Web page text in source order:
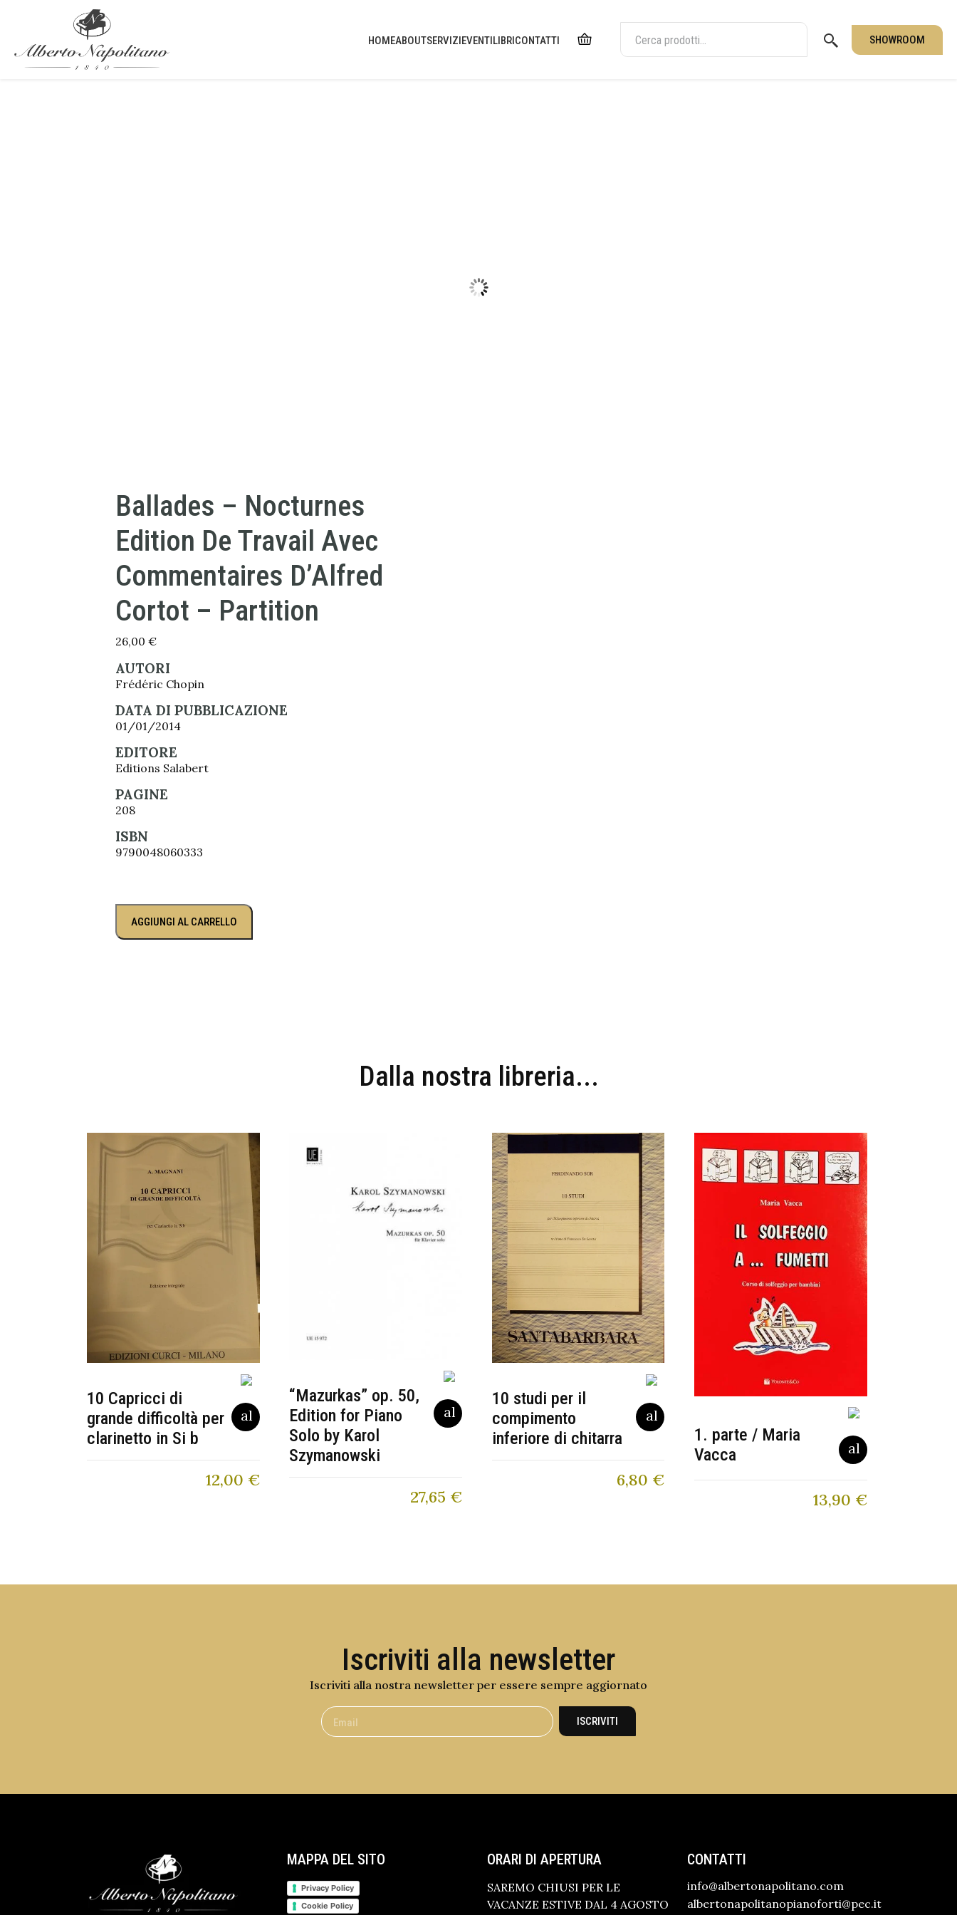
HOMEABOUTSERVIZIEVENTILIBRICONTATTI SHOWROOM
Ballades – Nocturnes
Edition De Travail Avec
Commentaires D’Alfred
Cortot – Partition
26,00 €
AUTORI
Frédéric Chopin
DATA DI PUBBLICAZIONE
01/01/2014
EDITORE
Editions Salabert
PAGINE
208
ISBN
9790048060333
AGGIUNGI AL CARRELLO
Dalla nostra libreria...
10 Capricci di
grande difficoltà per
clarinetto in Si b
12,00 €
“Mazurkas” op. 50,
Edition for Piano
Solo by Karol
Szymanowski
27,65 €
10 studi per il
compimento
inferiore di chitarra
6,80 €
1. parte / Maria
Vacca
13,90 €
Iscriviti alla newsletter
Iscriviti alla nostra newsletter per essere sempre aggiornato
ISCRIVITI
MAPPA DEL SITO
Privacy Policy
Cookie Policy
ORARI DI APERTURA
SAREMO CHIUSI PER LE
VACANZE ESTIVE DAL 4 AGOSTO
CONTATTI
info@albertonapolitano.com
albertonapolitanopianoforti@pec.it